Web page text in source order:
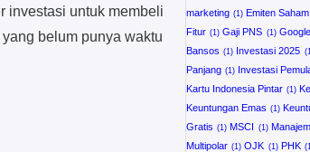
investasi untuk membeli
belum punya waktu
marketing
Emiten Saham
Fitur
Gaji PNS
Bansos
Investasi 2025
Panjang
Investasi
Kartu Indonesia Pintar
Keuntungan Emas
Gratis
MSCI
Multipolar
OJK PHK